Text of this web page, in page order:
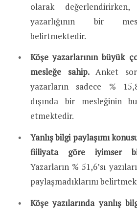
olarak
yazarlığının bir
belirtmektedir.
Köşe yazarlarının büyük
mesleğe sahip. Anket
yazarların sadece %
dışında bir mesleğinin
etmektedir.
Yanlış bilgi paylaşımı
fiiliyata göre iyimser
Yazarların % 51,6’sı
paylaşmadıklarını
Köşe yazılarında yanlış